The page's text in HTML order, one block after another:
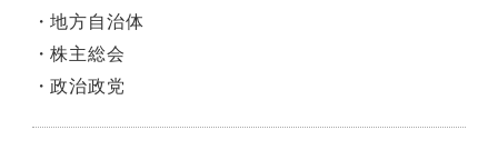
地方自治体
株主総会
政治政党